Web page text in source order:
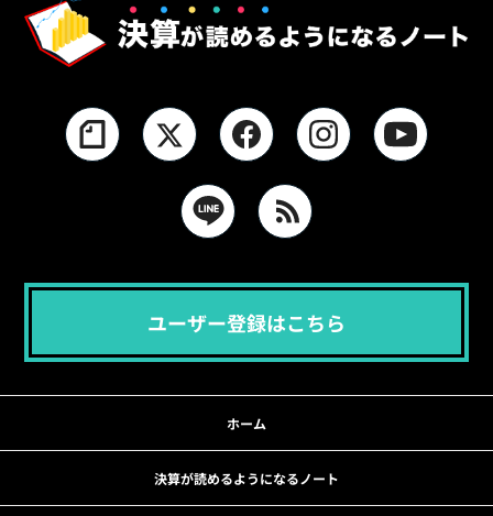
ユーザー登録はこちら
ホーム
決算が読めるようになるノート